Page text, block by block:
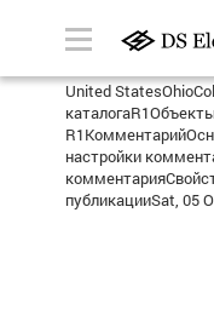
United
настройки
публикацииSat, 05